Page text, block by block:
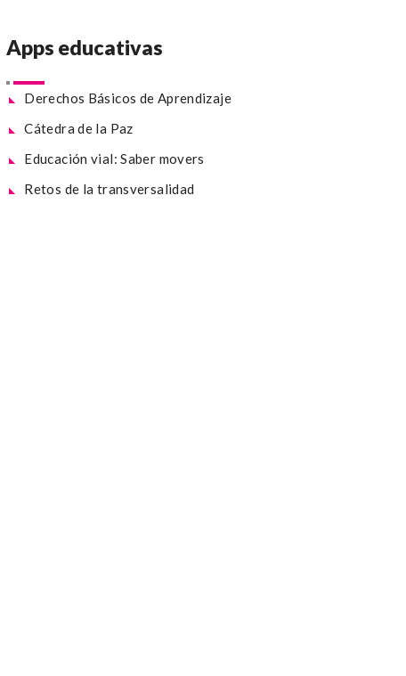
Apps educativas
Derechos Básicos de Aprendizaje
Cátedra de la Paz
Educación vial: Saber movers
Retos de la transversalidad